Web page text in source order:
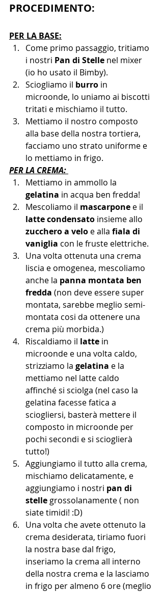
PROCEDIMENTO:
PER LA BASE:
Come primo passaggio, tritiamo
i nostri Pan di Stelle nel mixer
(io ho usato il Bimby).
Sciogliamo il burro in
microonde, lo uniamo ai biscotti
tritati e mischiamo il tutto.
Mettiamo il nostro composto
alla base della nostra tortiera,
facciamo uno strato uniforme e
lo mettiamo in frigo.
PER LA CREMA:
Mettiamo in ammollo la
gelatina in acqua ben fredda!
Mescoliamo il mascarpone e il
latte condensato insieme allo
zucchero a velo e alla fiala di
vaniglia con le fruste elettriche.
Una volta ottenuta una crema
liscia e omogenea, mescoliamo
anche la panna montata ben
fredda (non deve essere super
montata, sarebbe meglio semi-
montata cosi da ottenere una
crema più morbida.)
Riscaldiamo il latte in
microonde e una volta caldo,
strizziamo la gelatina e la
mettiamo nel latte caldo
affinché si sciolga (nel caso la
gelatina facesse fatica a
sciogliersi, basterà mettere il
composto in microonde per
pochi secondi e si scioglierà
tutto!)
Aggiungiamo il tutto alla crema,
mischiamo delicatamente, e
aggiungiamo i nostri pan di
stelle grossolanamente ( non
siate timidi! :D)
Una volta che avete ottenuto la
crema desiderata, tiriamo fuori
la nostra base dal frigo,
inseriamo la crema all interno
della nostra crema e la lasciamo
in frigo per almeno 6 ore (meglio